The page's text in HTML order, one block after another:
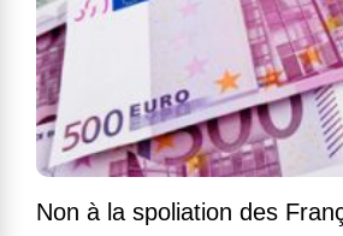
Non à la spoliation des